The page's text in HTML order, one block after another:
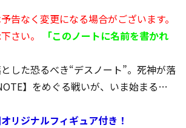
告なく変更になる場合がございます。
さい。
「このノートに名前を書かれ
した恐るべき“デスノート”。死神が落
】をめぐる戦いが、いま始まる…
リジナルフィギュア付き！